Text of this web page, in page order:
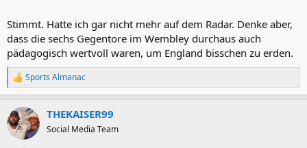
Stimmt. Hatte ich gar nicht mehr auf dem Radar. Denke aber,
dass die sechs Gegentore im Wembley durchaus auch
pädagogisch wertvoll waren, um England bisschen zu erden.
R
e
k
t
i
Sports Almanac
THEKAISER99
Social Media Team